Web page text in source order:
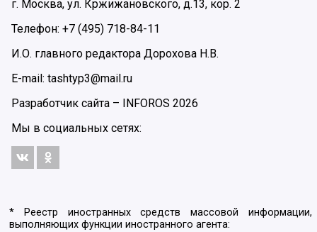
г. Москва, ул. Кржижановского, д.13, кор. 2
Телефон: +7 (495) 718-84-11
И.О. главного редактора Дорохова Н.В.
E-mail: tashtyp3@mail.ru
Разработчик сайта – INFOROS 2026
Мы в социальных сетях:
* Реестр иностранных средств массовой информации,
выполняющих функции иностранного агента: